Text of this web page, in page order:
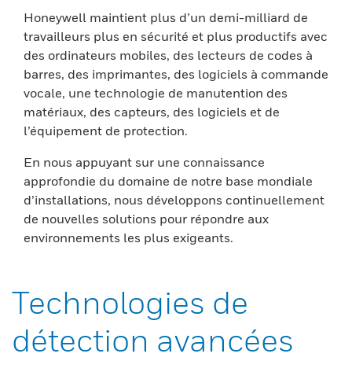
Honeywell maintient plus d’un demi-milliard de
travailleurs plus en sécurité et plus productifs avec
des ordinateurs mobiles, des lecteurs de codes à
barres, des imprimantes, des logiciels à commande
vocale, une technologie de manutention des
matériaux, des capteurs, des logiciels et de
l’équipement de protection.
En nous appuyant sur une connaissance
approfondie du domaine de notre base mondiale
d’installations, nous développons continuellement
de nouvelles solutions pour répondre aux
environnements les plus exigeants.
Technologies de
détection avancées